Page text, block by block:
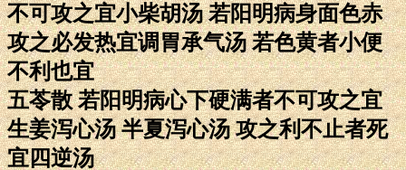
不可攻之宜小柴胡汤 若阳明病身面色赤
攻之必发热宜调胃承气汤 若色黄者小便
不利也宜
五苓散 若阳明病心下硬满者不可攻之宜
生姜泻心汤 半夏泻心汤 攻之利不止者死
宜四逆汤